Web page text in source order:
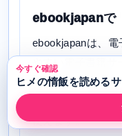
ebookjapanで
ebookjapanは、
やすい電子書籍サ
数、価格、無料試
め、「ヒメの惰
使えます。
今すぐ確認
ヒメの惰飯を読める